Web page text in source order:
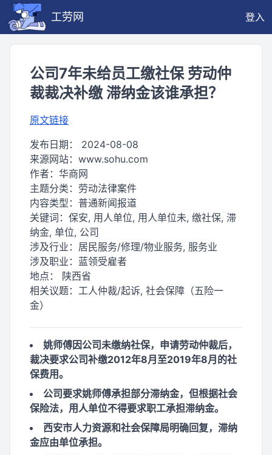
工劳网 登入
公司7年未给员工缴社保 劳动仲
裁裁决补缴 滞纳金该谁承担？
原文链接
发布日期： 2024-08-08
来源网站： www.sohu.com
作者： 华商网
主题分类： 劳动法律案件
内容类型： 普通新闻报道
关键词： 保安, 用人单位, 用人单位未, 缴社保, 滞
纳金, 单位, 公司
涉及行业： 居民服务/修理/物业服务, 服务业
涉及职业： 蓝领受雇者
地点： 陕西省
相关议题： 工人仲裁/起诉, 社会保障（五险一
金）
姚师傅因公司未缴纳社保，申请劳动仲裁后，
裁决要求公司补缴2012年8月至2019年8月的社
保费用。
公司要求姚师傅承担部分滞纳金，但根据社会
保险法，用人单位不得要求职工承担滞纳金。
西安市人力资源和社会保障局明确回复，滞纳
金应由单位承担。